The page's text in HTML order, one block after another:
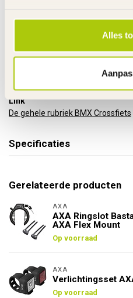
Alles
Standaard
Metaal
Metaal
Gewicht product
2 Jaar
Link
De gehele rubriek BMX Crossfiets
Specificaties
Gerelateerde producten
AXA
AXA Ringslot
AXA Flex Mount
Op voorraad
AXA
Verlichtingsset
Op voorraad